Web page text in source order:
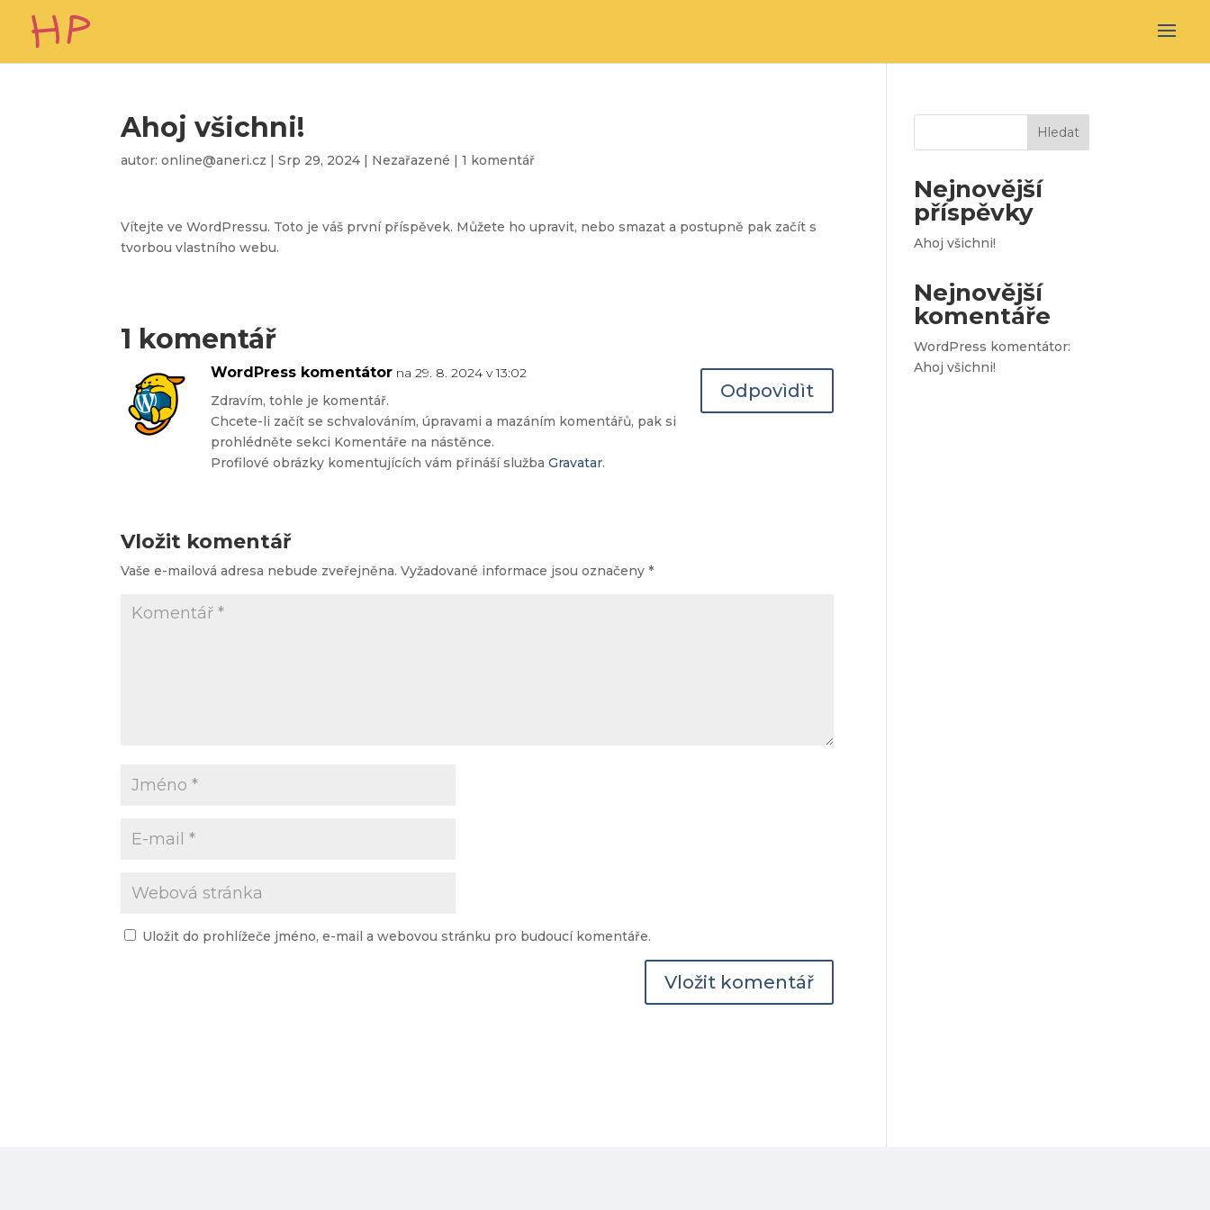
Ahoj všichni!
autor:online@aneri.cz |Srp 29, 2024 | Nezařazené |1 komentář
Vítejte ve WordPressu. Toto je váš první příspěvek. Můžete ho upravit, nebo smazat a postupně pak začít s
tvorbou vlastního webu.
1 komentář
WordPress komentátor na 29. 8. 2024 v 13:02
Zdravím, tohle je komentář.
Chcete-li začít se schvalováním, úpravami a mazáním komentářů, pak si
prohlédněte sekci Komentáře na nástěnce.
Profilové obrázky komentujících vám přináší službaGravatar.
Odpovìdìt
Vložit komentář
Vaše e-mailová adresa nebude zveřejněna. Vyžadované informace jsou označeny*
Uložit do prohlížeče jméno, e-mail a webovou stránku pro budoucí komentáře.
Hledat
Nejnovější
příspěvky
Ahoj všichni!
Nejnovější
komentáře
WordPress komentátor:
Ahoj všichni!